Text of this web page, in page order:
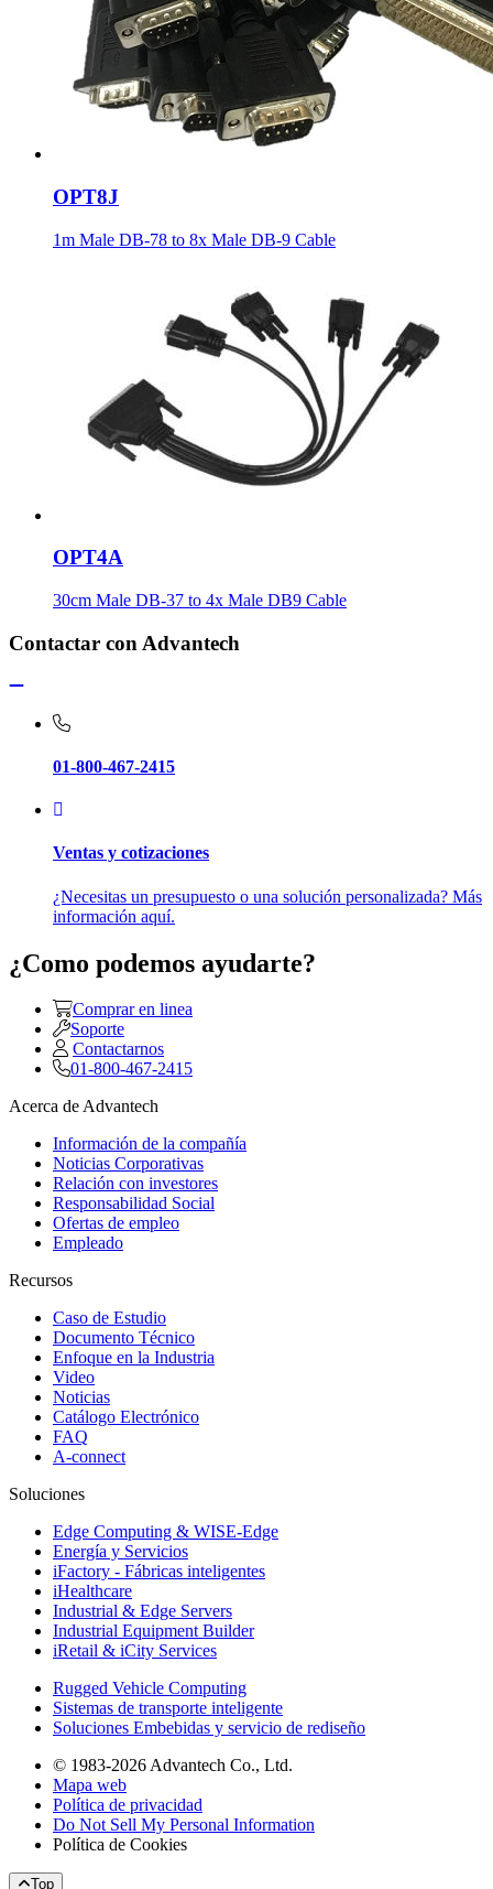
OPT8J
1m Male DB-78 to 8x Male DB-9 Cable
OPT4A
30cm Male DB-37 to 4x Male DB9 Cable
Contactar con Advantech
01-800-467-2415
Ventas y cotizaciones
¿Necesitas un presupuesto o una solución personalizada? Más
información aquí.
¿Como podemos ayudarte?
Comprar en linea
Soporte
Contactarnos
01-800-467-2415
Acerca de Advantech
Información de la compañía
Noticias Corporativas
Relación con investores
Responsabilidad Social
Ofertas de empleo
Empleado
Recursos
Caso de Estudio
Documento Técnico
Enfoque en la Industria
Video
Noticias
Catálogo Electrónico
FAQ
A-connect
Soluciones
Edge Computing & WISE-Edge
Energía y Servicios
iFactory - Fábricas inteligentes
iHealthcare
Industrial & Edge Servers
Industrial Equipment Builder
iRetail & iCity Services
Rugged Vehicle Computing
Sistemas de transporte inteligente
Soluciones Embebidas y servicio de rediseño
© 1983-2026 Advantech Co., Ltd.
Mapa web
Política de privacidad
Do Not Sell My Personal Information
Política de Cookies
Top